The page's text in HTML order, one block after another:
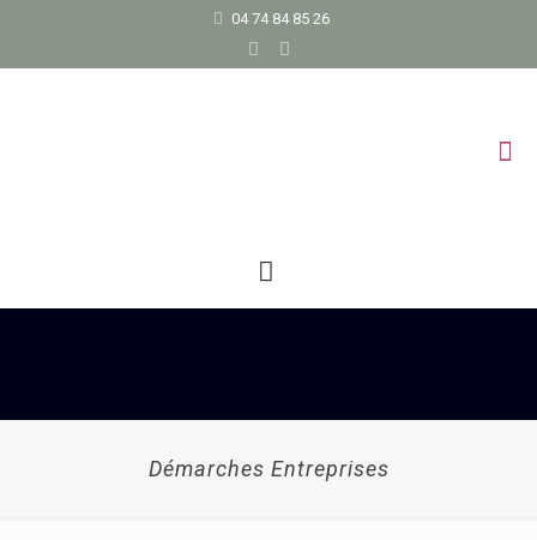
04 74 84 85 26
Démarches Entreprises